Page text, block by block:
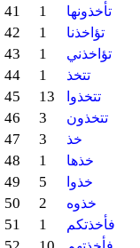
41 1 تأخذونها
42 1 تؤاخذنا
43 1 تؤاخذني
44 1 تتخذ
45 13 تتخذوا
46 3 تتخذون
47 3 خذ
48 1 خذها
49 5 خذوا
50 2 خذوه
51 1 فأخذتكم